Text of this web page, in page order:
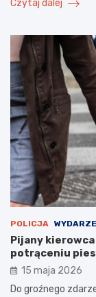
Czytaj dalej
POLICJA
Pijany
potrąceniu
15 maja 2026
Do groźnego